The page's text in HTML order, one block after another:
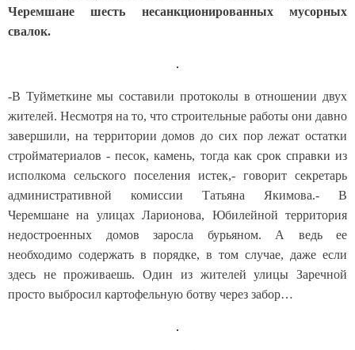
Черемшане шесть несанкционированных мусорных
свалок.
-В Туйметкине мы составили протоколы в отношении двух
жителей. Несмотря на то, что строительные работы они давно
завершили, на территории домов до сих пор лежат остатки
стройматериалов - песок, камень, тогда как срок справки из
исполкома сельского поселения истек,- говорит секретарь
административной комиссии Татьяна Якимова.- В
Черемшане на улицах Ларионова, Юбилейной территория
недостроенных домов заросла бурьяном. А ведь ее
необходимо содержать в порядке, в том случае, даже если
здесь не проживаешь. Один из жителей улицы Заречной
просто выбросил картофельную ботву через забор…